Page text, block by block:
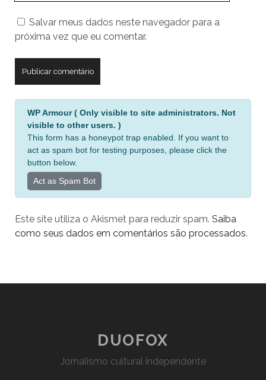
seu
site
Salvar meus dados neste navegador para a
próxima vez que eu comentar.
i
v
WP Armour ( Only visible to site administrators. Not
visible to other users. )
This form has a honeypot trap enabled. If you want to
act as spam bot for testing purposes, please click the
button below.
Act as Spam Bot
Este site utiliza o Akismet para reduzir spam. Saiba
como seus dados em comentários são processados.
DUOFOX
Jornalismo cultural independente